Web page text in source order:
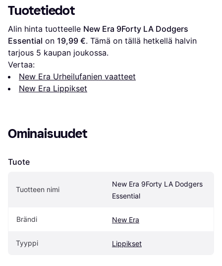
Tuotetiedot
Alin hinta tuotteelle New Era 9Forty LA Dodgers
Essential on 19,99 €. Tämä on tällä hetkellä halvin
tarjous 5 kaupan joukossa.
Vertaa:
New Era Urheilufanien vaatteet
New Era Lippikset
Ominaisuudet
Tuote
Tuotteen nimi
New Era 9Forty LA Dodgers
Essential
Brändi New Era
Tyyppi Lippikset